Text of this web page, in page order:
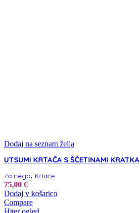
Dodaj na seznam želja
UTSUMI KRTAČA S ŠČETINAMI KRATKA
Za nego, Krtače
75,00 €
Dodaj v košarico
Compare
Hiter ogled